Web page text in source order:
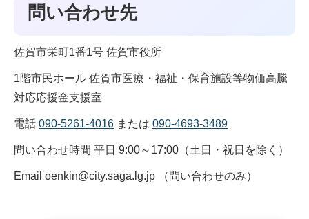
問い合わせ先
佐賀市栄町1番1号 佐賀市役所
1階市民ホール 佐賀市医療・福祉・保育施設等物価高騰
対応応援金支援室
電話 090-5261-4016 または 090-4693-3489
問い合わせ時間 平日 9:00～17:00（土日・祝日を除く）
Email oenkin@city.saga.lg.jp （問い合わせのみ）